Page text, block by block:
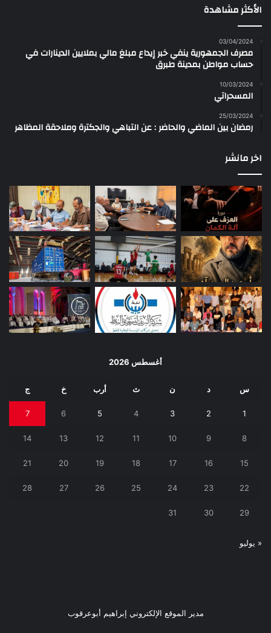
الأكثر مشاهدة
03/04/2024
مصرف الجمهورية ينفي خبر إيداع مبلغ مالي بملايين الدينارات في
حساب مواطن بمدينة طبرق
10/03/2024
المسحراتي
25/03/2024
رمضان بين الماضي والحاضر : عن التباهي والجكترة وملاحقة المظاهر
اخر مانشر
أغسطس 2026
س د ن ث أرب خ ج
1
2
3
4
5
6
7
8
9
10
11
12
13
14
15
16
17
18
19
20
21
22
23
24
25
26
27
28
29
30
31
« يوليو
مدير الموقع الإلكتروني إبراهيم أبوعرقوب